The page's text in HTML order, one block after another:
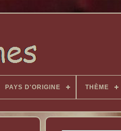
PAYS D'ORIGINE THÈME